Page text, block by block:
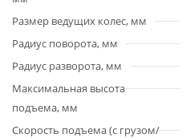
Размер ведущих колес, мм
Радиус поворота, мм
Радиус разворота, мм
Максимальная высота
подъема, мм
Скорость подъема (с грузом/